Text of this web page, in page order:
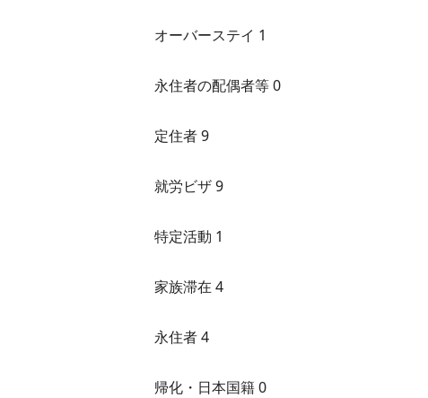
オーバーステイ 1
永住者の配偶者等 0
定住者 9
就労ビザ 9
特定活動 1
家族滞在 4
永住者 4
帰化・日本国籍 0